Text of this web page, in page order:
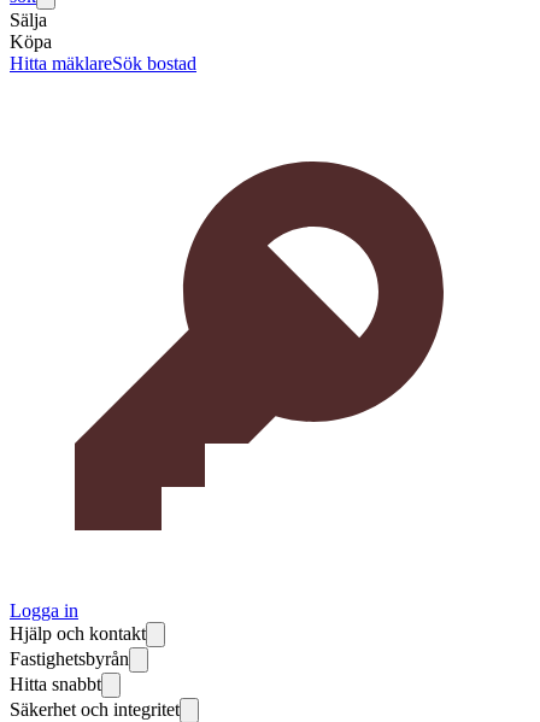
Sälja
Köpa
Hitta mäklareSök bostad
Logga in
Hjälp och kontakt
Fastighetsbyrån
Hitta snabbt
Säkerhet och integritet